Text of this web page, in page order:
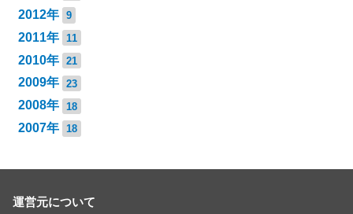
2012年 9
2011年 11
2010年 21
2009年 23
2008年 18
2007年 18
運営元について